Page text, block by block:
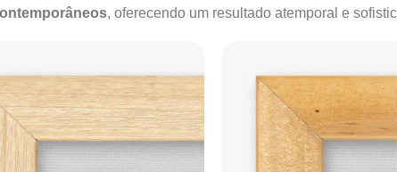
, oferecendo um resultado atemporal e